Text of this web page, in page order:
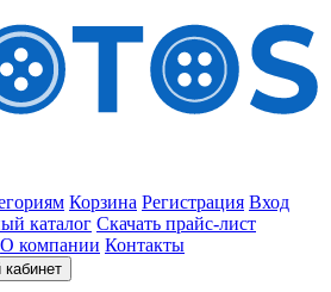
Корзина Регистрация Вход
каталог Скачать прайс-лист
О компании Контакты